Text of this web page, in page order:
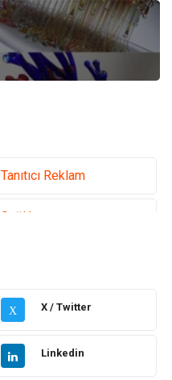
Tanıtıcı Reklam
Sağlık
Hukuk
Sağlıklı Yaşam
X X / Twitter
Linkedin